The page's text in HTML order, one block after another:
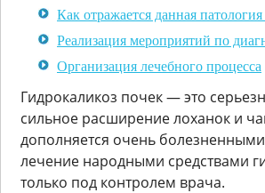
Как отражается данная
Реализация мероприятий по
Организация лечебного процесса
Гидрокаликоз почек — это
сильное расширение лоханок и
дополняется очень
лечение народными средствами
только под контролем врача.